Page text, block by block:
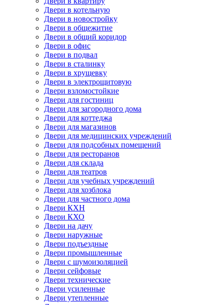
Двери в котельную
Двери в новостройку
Двери в общежитие
Двери в общий коридор
Двери в офис
Двери в подвал
Двери в сталинку
Двери в хрущевку
Двери в электрощитовую
Двери взломостойкие
Двери для гостиниц
Двери для загородного дома
Двери для коттеджа
Двери для магазинов
Двери для медицинских учреждений
Двери для подсобных помещений
Двери для ресторанов
Двери для склада
Двери для театров
Двери для учебных учреждений
Двери для хозблока
Двери для частного дома
Двери КХН
Двери КХО
Двери на дачу
Двери наружные
Двери подъездные
Двери промышленные
Двери с шумоизоляцией
Двери сейфовые
Двери технические
Двери усиленные
Двери утепленные